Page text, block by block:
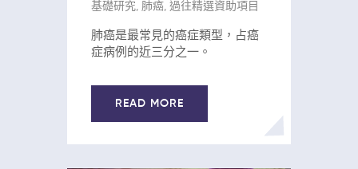
基礎研究, 肺癌, 過往精選資助項目
肺癌是最常見的癌症類型，占癌
症病例的近三分之一。
READ MORE